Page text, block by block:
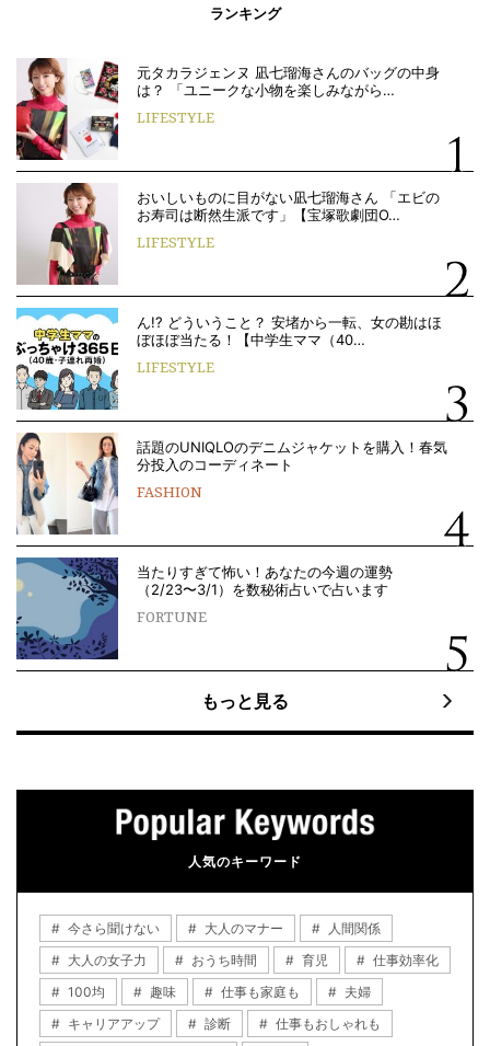
ランキング
元タカラジェンヌ 凪七瑠海さんのバッグの中身
は？ 「ユニークな小物を楽しみながら…
LIFESTYLE
おいしいものに目がない凪七瑠海さん 「エビの
お寿司は断然生派です」【宝塚歌劇団O…
LIFESTYLE
ん!? どういうこと？ 安堵から一転、女の勘はほ
ぼほぼ当たる！【中学生ママ（40…
LIFESTYLE
話題のUNIQLOのデニムジャケットを購入！春気
分投入のコーディネート
FASHION
当たりすぎて怖い！あなたの今週の運勢
（2/23〜3/1）を数秘術占いで占います
FORTUNE
もっと見る
人気のキーワード
今さら聞けない 大人のマナー
人間関係
大人の女子力
おうち時間 育児
仕事効率化
100均
趣味 仕事も家庭も
夫婦
キャリアアップ
診断
仕事もおしゃれも